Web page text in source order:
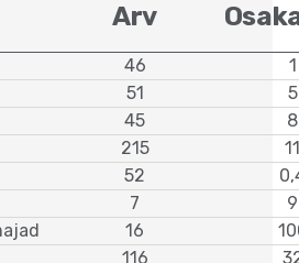
Arv
46
1
51
5
45
8
215
11
52
7
9
16
116